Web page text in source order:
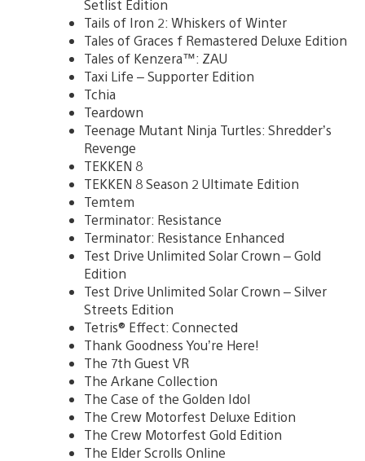
Setlist Edition
Tails of Iron 2: Whiskers of Winter
Tales of Graces f Remastered Deluxe Edition
Tales of Kenzera™: ZAU
Taxi Life – Supporter Edition
Tchia
Teardown
Teenage Mutant Ninja Turtles: Shredder’s
Revenge
TEKKEN 8
TEKKEN 8 Season 2 Ultimate Edition
Temtem
Terminator: Resistance
Terminator: Resistance Enhanced
Test Drive Unlimited Solar Crown – Gold
Edition
Test Drive Unlimited Solar Crown – Silver
Streets Edition
Tetris® Effect: Connected
Thank Goodness You’re Here!
The 7th Guest VR
The Arkane Collection
The Case of the Golden Idol
The Crew Motorfest Deluxe Edition
The Crew Motorfest Gold Edition
The Elder Scrolls Online